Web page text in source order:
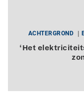
ACHTERGROND
‘Het